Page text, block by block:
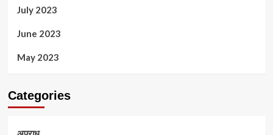
July 2023
June 2023
May 2023
Categories